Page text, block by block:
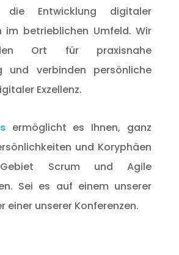
Entwicklung digitaler
im betrieblichen Umfeld. Wir
Ort für praxisnahe
und verbinden persönliche
Exzellenz.
ermöglicht es Ihnen, ganz
und Koryphäen
Scrum und Agile
Sei es auf einem unserer
einer unserer Konferenzen.